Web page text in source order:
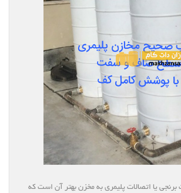
یا اتصالات پلیمری به مخزن بهتر آن است که